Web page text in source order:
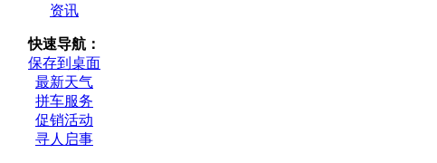
资讯
快速导航：
保存到桌面
最新天气
拼车服务
促销活动
寻人启事